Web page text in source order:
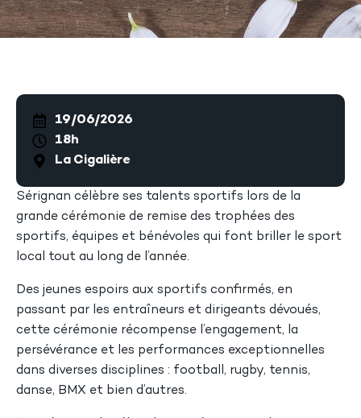
19/06/2026
18h
La Cigalière
Sérignan célèbre ses talents sportifs lors de la
grande cérémonie de remise des trophées des
sportifs, équipes et bénévoles qui font briller le sport
local tout au long de l’année.
Des jeunes espoirs aux sportifs confirmés, en
passant par les entraîneurs et dirigeants dévoués,
cette cérémonie récompense l’engagement, la
persévérance et les performances exceptionnelles
dans diverses disciplines : football, rugby, tennis,
danse, BMX et bien d’autres.